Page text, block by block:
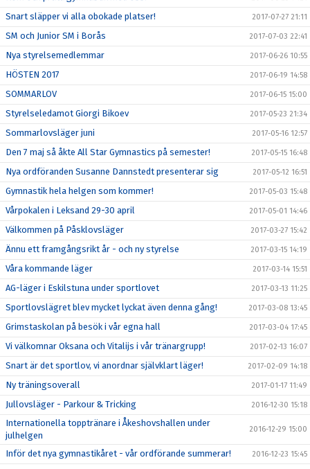
Snart släpper vi alla obokade platser! 2017-07-27 21:11
SM och Junior SM i Borås 2017-07-03 22:41
Nya styrelsemedlemmar 2017-06-26 10:55
HÖSTEN 2017 2017-06-19 14:58
SOMMARLOV 2017-06-15 15:00
Styrelseledamot Giorgi Bikoev 2017-05-23 21:34
Sommarlovsläger juni 2017-05-16 12:57
Den 7 maj så åkte All Star Gymnastics på semester! 2017-05-15 16:48
Nya ordföranden Susanne Dannstedt presenterar sig 2017-05-12 16:51
Gymnastik hela helgen som kommer! 2017-05-03 15:48
Vårpokalen i Leksand 29-30 april 2017-05-01 14:46
Välkommen på Påsklovsläger 2017-03-27 15:42
Ännu ett framgångsrikt år - och ny styrelse 2017-03-15 14:19
Våra kommande läger 2017-03-14 15:51
AG-läger i Eskilstuna under sportlovet 2017-03-13 11:25
Sportlovslägret blev mycket lyckat även denna gång! 2017-03-08 13:45
Grimstaskolan på besök i vår egna hall 2017-03-04 17:45
Vi välkomnar Oksana och Vitalijs i vår tränargrupp! 2017-02-13 16:07
Snart är det sportlov, vi anordnar självklart läger! 2017-02-09 14:18
Ny träningsoverall 2017-01-17 11:49
Jullovsläger - Parkour & Tricking 2016-12-30 15:18
Internationella topptränare i Åkeshovshallen under
julhelgen
2016-12-29 15:00
Inför det nya gymnastikåret - vår ordförande summerar! 2016-12-23 15:45